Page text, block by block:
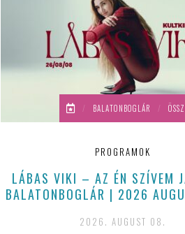
/ BALATONBOGLÁR /
PROGRAMOK
LÁBAS VIKI – AZ ÉN SZÍVEM
BALATONBOGLÁR | 2026
2026. AUGUST 08.